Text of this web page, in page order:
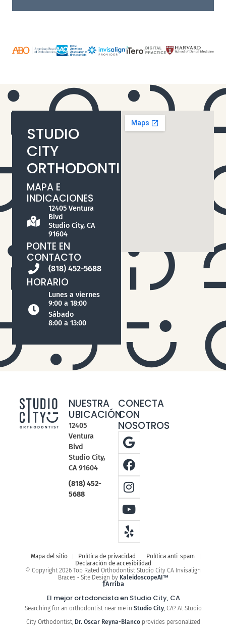
STUDIO
CITY
ORTHODONTIST
MAPA E
INDICACIONES
12405 Ventura
Blvd
Studio City, CA
91604
PONTE EN
CONTACTO
(818) 452-5688
HORARIO
Lunes a viernes
9:00 a 18:00
Sábado
8:00 a 13:00
NUESTRA
UBICACIÓN
12405
Ventura
Blvd
Studio City,
CA 91604
(818) 452-
5688
CONECTA
CON
NOSOTROS
Mapa del sitio Política de privacidad
Política anti-spam
Declaración de accesibilidad
© Copyright 2026 Top Rated Orthodontist Studio City CA Invisalign
Braces ⁃ Site Design by KaleidoscopeAI™
Arriba
El mejor ortodoncista en Studio City, CA
Searching for an orthodontist near me in Studio City, CA? At Studio
City Orthodontist,Dr. Oscar Reyna-Blancoprovides personalized